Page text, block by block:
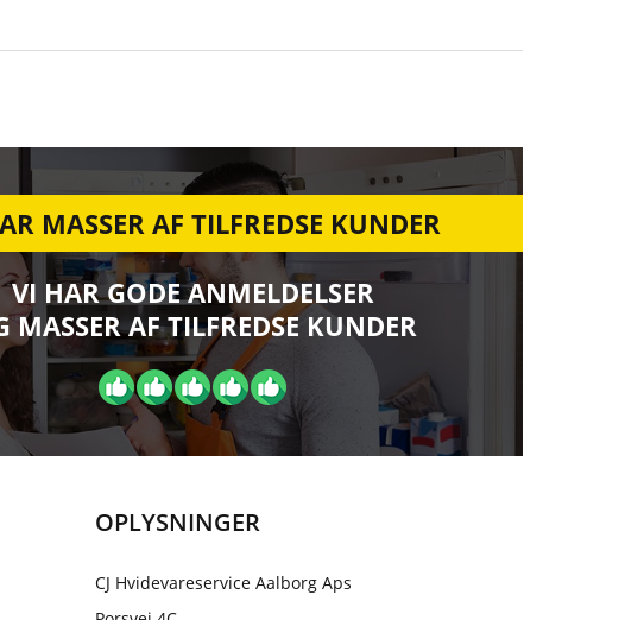
MASSER AF TILFREDSE KUNDER
VI HAR GODE ANMELDELSER
MASSER AF TILFREDSE KUNDER
OPLYSNINGER
CJ Hvidevareservice Aalborg Aps